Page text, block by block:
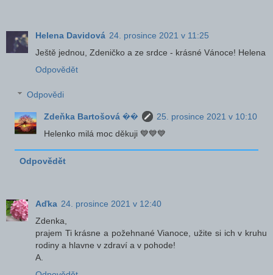
Helena Davidová 24. prosince 2021 v 11:25
Ještě jednou, Zdeničko a ze srdce - krásné Vánoce! Helena
Odpovědět
Odpovědi
Zdeňka Bartošová ��
25. prosince 2021 v 10:10
Helenko milá moc děkuji 💙💙💙
Odpovědět
Aďka 24. prosince 2021 v 12:40
Zdenka,
prajem Ti krásne a požehnané Vianoce, užite si ich v kruhu
rodiny a hlavne v zdraví a v pohode!
A.